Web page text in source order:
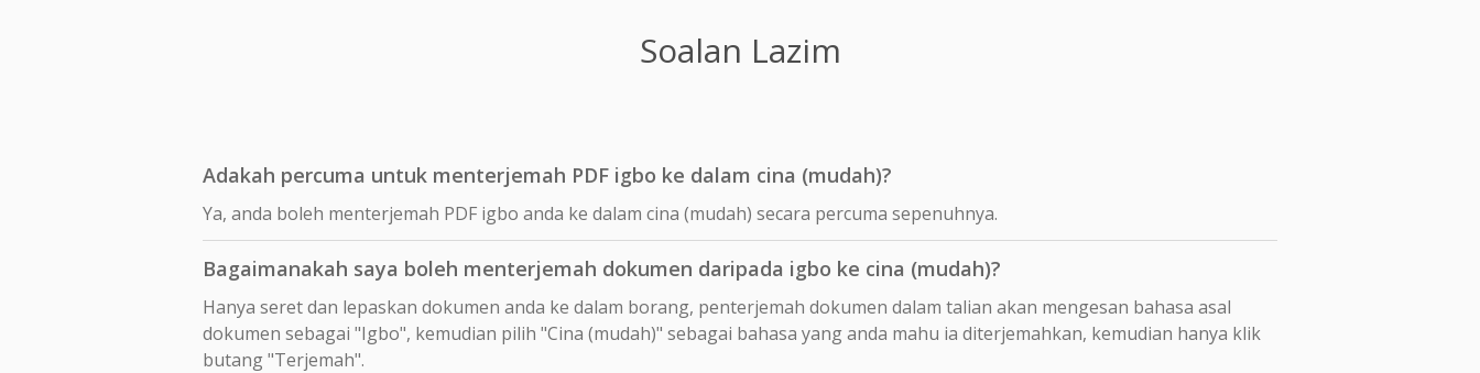
Soalan Lazim
Adakah percuma untuk menterjemah PDF igbo ke dalam cina (mudah)?
Ya, anda boleh menterjemah PDF igbo anda ke dalam cina (mudah) secara percuma sepenuhnya.
Bagaimanakah saya boleh menterjemah dokumen daripada igbo ke cina (mudah)?
Hanya seret dan lepaskan dokumen anda ke dalam borang, penterjemah dokumen dalam talian akan mengesan bahasa asal
dokumen sebagai "Igbo", kemudian pilih "Cina (mudah)" sebagai bahasa yang anda mahu ia diterjemahkan, kemudian hanya klik
butang "Terjemah".